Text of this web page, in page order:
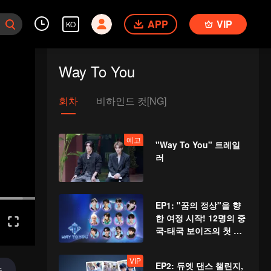
KO APP VIP
Way To You
회차 비하인드 컷[NG]
예고
"Way To You" 트레일
러
EP1: "꿈의 정상"을 향
한 여정 시작! 12명의 중
국-태국 보이즈의 첫 만
VIP EP2: 듀엣 댄스 챌린지,